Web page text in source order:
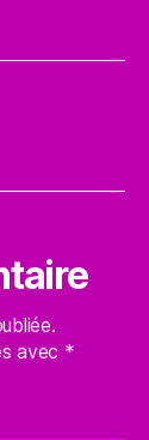
avec *